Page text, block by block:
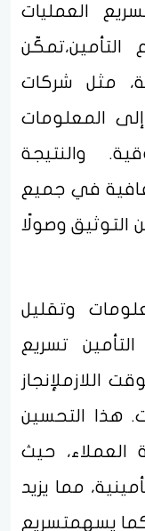
العمليات
مثل شركات
إلى المعلومات
والنتيجة
في جميع
التوثيق وصولًا
وتقليل
تسريع
اللازملإنجاز
هذا التحسين
العملاء، حيث
مما يزيد
كما يسهمتسريع